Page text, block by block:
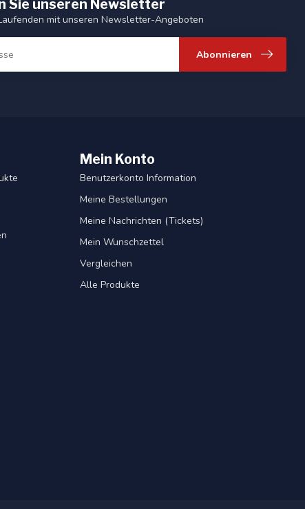
Sie unseren Newsletter
mit unseren Newsletter-Angeboten
Abonnieren
Mein Konto
Benutzerkonto Information
Meine Bestellungen
Meine Nachrichten (Tickets)
Mein Wunschzettel
Vergleichen
Alle Produkte